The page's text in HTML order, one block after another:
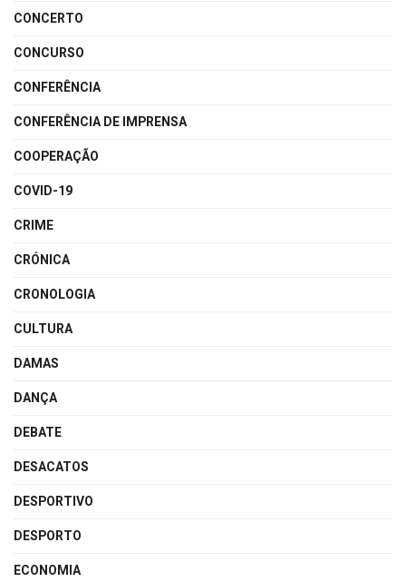
CONCERTO
CONCURSO
CONFERÊNCIA
CONFERÊNCIA DE IMPRENSA
COOPERAÇÃO
COVID-19
CRIME
CRÓNICA
CRONOLOGIA
CULTURA
DAMAS
DANÇA
DEBATE
DESACATOS
DESPORTIVO
DESPORTO
ECONOMIA